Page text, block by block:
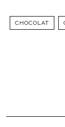
CHOCOLAT